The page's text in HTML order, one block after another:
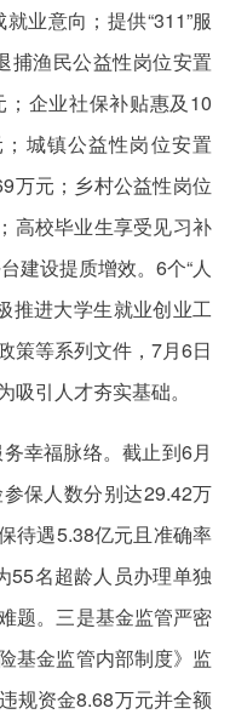
业意向；提供“311”服
捕渔民公益性岗位安置
企业社保补贴惠及10
城镇公益性岗位安置
万元；乡村公益性岗位
高校毕业生享受见习补
建设提质增效。6个“人
推进大学生就业创业工
策等系列文件，7月6日
引人才夯实基础。
幸福脉络。截止到6月
保人数分别达29.42万
待遇5.38亿元且准确率
55名超龄人员办理单独
题。三是基金监管严密
基金监管内部制度》监
规资金8.68万元并全额